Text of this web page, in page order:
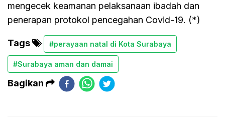
mengecek keamanan pelaksanaan ibadah dan
penerapan protokol pencegahan Covid-19. (*)
Tags #perayaan natal di Kota Surabaya
#Surabaya aman dan damai
Bagikan